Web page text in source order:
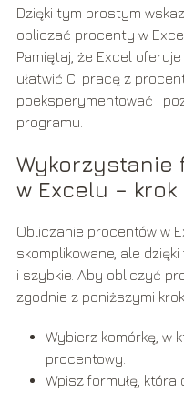
Dzięki tym prostym
obliczać procenty w
Pamiętaj, że Excel
ułatwić Ci pracę z
poeksperymentować i
programu.
Wykorzystanie
w Excelu – krok
Obliczanie procentów w
skomplikowane, ale
i szybkie. Aby obliczyć
zgodnie z poniższymi
Wybierz komórkę, w
procentowy.
Wpisz formułę,